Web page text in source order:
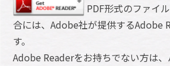
PDF形式のファイ
合には、Adobe社が提供するAdobe
す。
Adobe Readerをお持ちでない方は